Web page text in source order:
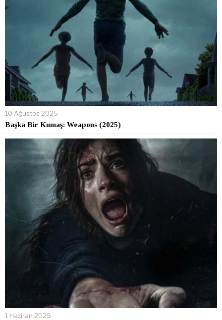
10 Ağustos 2025
Başka Bir Kumaş: Weapons (2025)
1 Haziran 2025